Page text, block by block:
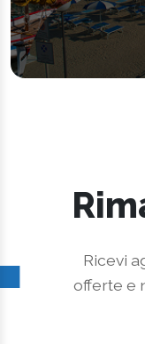
Ricevi
offerte e